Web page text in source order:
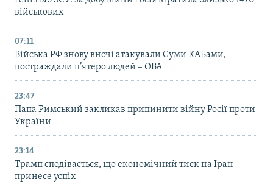
військових
07:11
Війська РФ знову вночі атакували Суми КАБами,
постраждали п’ятеро людей – ОВА
23:47
Папа Римський закликав припинити війну Росії проти
України
23:14
Трамп сподівається, що економічний тиск на Іран
принесе успіх